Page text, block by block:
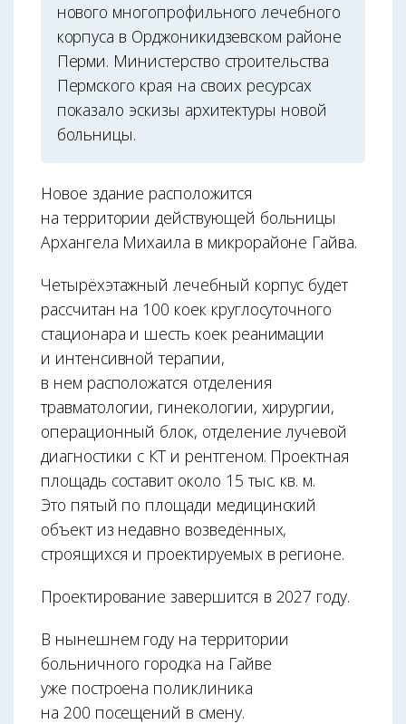
нового многопрофильного лечебного
корпуса в Орджоникидзевском районе
Перми. Министерство строительства
Пермского края на своих ресурсах
показало эскизы архитектуры новой
больницы.
Новое здание расположится
на территории действующей больницы
Архангела Михаила в микрорайоне Гайва.
Четырёхэтажный лечебный корпус будет
рассчитан на 100 коек круглосуточного
стационара и шесть коек реанимации
и интенсивной терапии,
в нем расположатся отделения
травматологии, гинекологии, хирургии,
операционный блок, отделение лучевой
диагностики с КТ и рентгеном. Проектная
площадь составит около 15 тыс. кв. м.
Это пятый по площади медицинский
объект из недавно возведённых,
строящихся и проектируемых в регионе.
Проектирование завершится в 2027 году.
В нынешнем году на территории
больничного городка на Гайве
уже построена поликлиника
на 200 посещений в смену.